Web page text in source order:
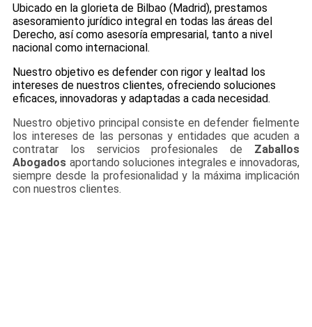
Ubicado en la glorieta de Bilbao (Madrid), prestamos
asesoramiento jurídico integral en todas las áreas del
Derecho, así como asesoría empresarial, tanto a nivel
nacional como internacional.
Nuestro objetivo es defender con rigor y lealtad los
intereses de nuestros clientes, ofreciendo soluciones
eficaces, innovadoras y adaptadas a cada necesidad.
Nuestro objetivo principal consiste en defender fielmente
los intereses de las personas y entidades que acuden a
contratar los servicios profesionales de Zaballos
Abogados aportando soluciones integrales e innovadoras,
siempre desde la profesionalidad y la máxima implicación
con nuestros clientes.